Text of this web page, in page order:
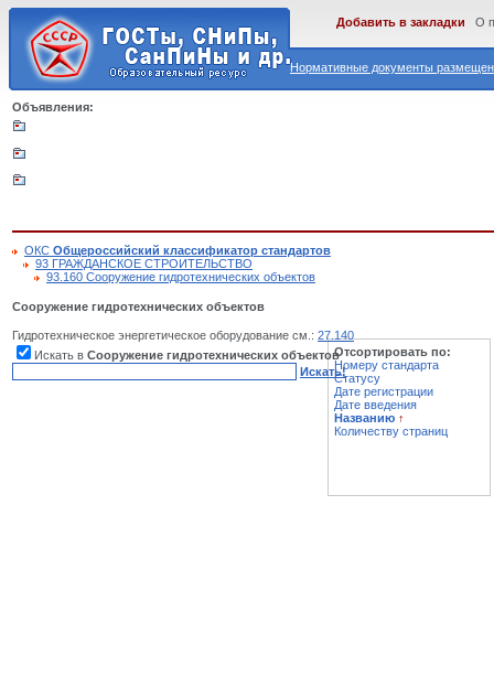
Нормативные документы
Добавить в закладки О
Объявления:
ОКС Общероссийский классификатор стандартов
93 ГРАЖДАНСКОЕ СТРОИТЕЛЬСТВО
93.160 Сооружение гидротехнических объектов
Сооружение гидротехнических объектов
Гидротехническое энергетическое оборудование см.: 27.140
Искать в Сооружение гидротехнических объектов
Искать!
Отсортировать по:
Номеру стандарта
Статусу
Дате регистрации
Дате введения
Названию ↑
Количеству страниц